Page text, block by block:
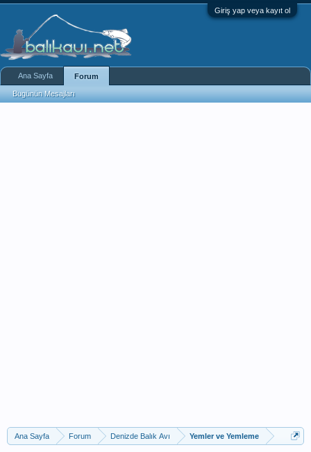
Giriş yap veya kayıt ol
Ana Sayfa Forum Denizde Balık Avı Yemler ve Yemleme
Ana Sayfa Forum
Bugünün Mesajları